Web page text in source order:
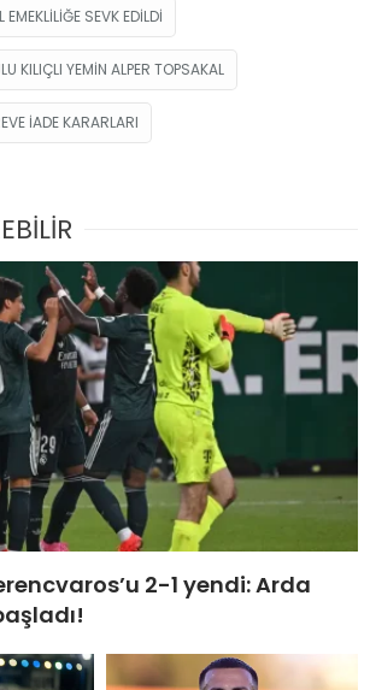
EMEKLILIĞE SEVK EDILDI
KILIÇLI YEMIN ALPER TOPSAKAL
IADE KARARLARI
2-1 yendi: Arda